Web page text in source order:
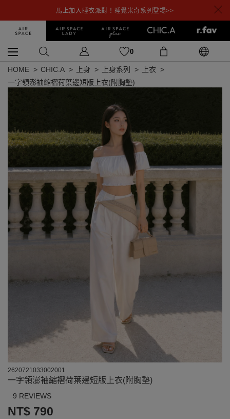
馬上加入睡衣派對！睡覺米奇系列登場>>
0
HOME CHIC.A 上身 上身系列
上衣
一字領澎袖縮褶荷葉邊短版上衣(附胸墊)
2620721033002001
一字領澎袖縮褶荷葉邊短版上衣(附胸墊)
9 REVIEWS
NT$ 790